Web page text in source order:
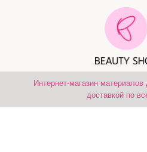
Интернет-магазин материалов
доставкой по